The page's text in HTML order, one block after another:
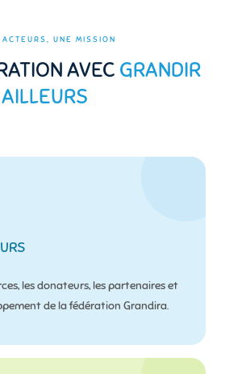
ACTEURS, UNE MISSION
AVEC GRANDIR
AILLEURS
les donateurs, les partenaires et
de la fédération Grandira.